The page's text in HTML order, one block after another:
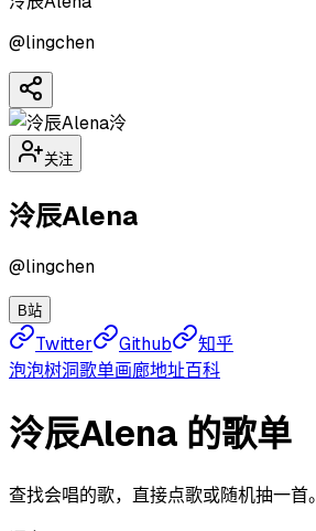
@lingchen
泠
关注
泠辰Alena
@lingchen
B站
Twitter Github
知乎
泡泡树洞歌单画廊地址百科
泠辰Alena 的歌单
查找会唱的歌，直接点歌或随机抽一首。